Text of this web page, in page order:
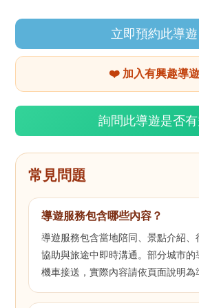
立即預約此導遊
❤️ 加入有興趣導遊
詢問此導遊是否
常見問題
導遊服務包含哪些內容？
導遊服務包含當地陪同、景點介紹、
協助與旅途中即時溝通。部分城市的
機車接送，實際內容請依頁面說明為